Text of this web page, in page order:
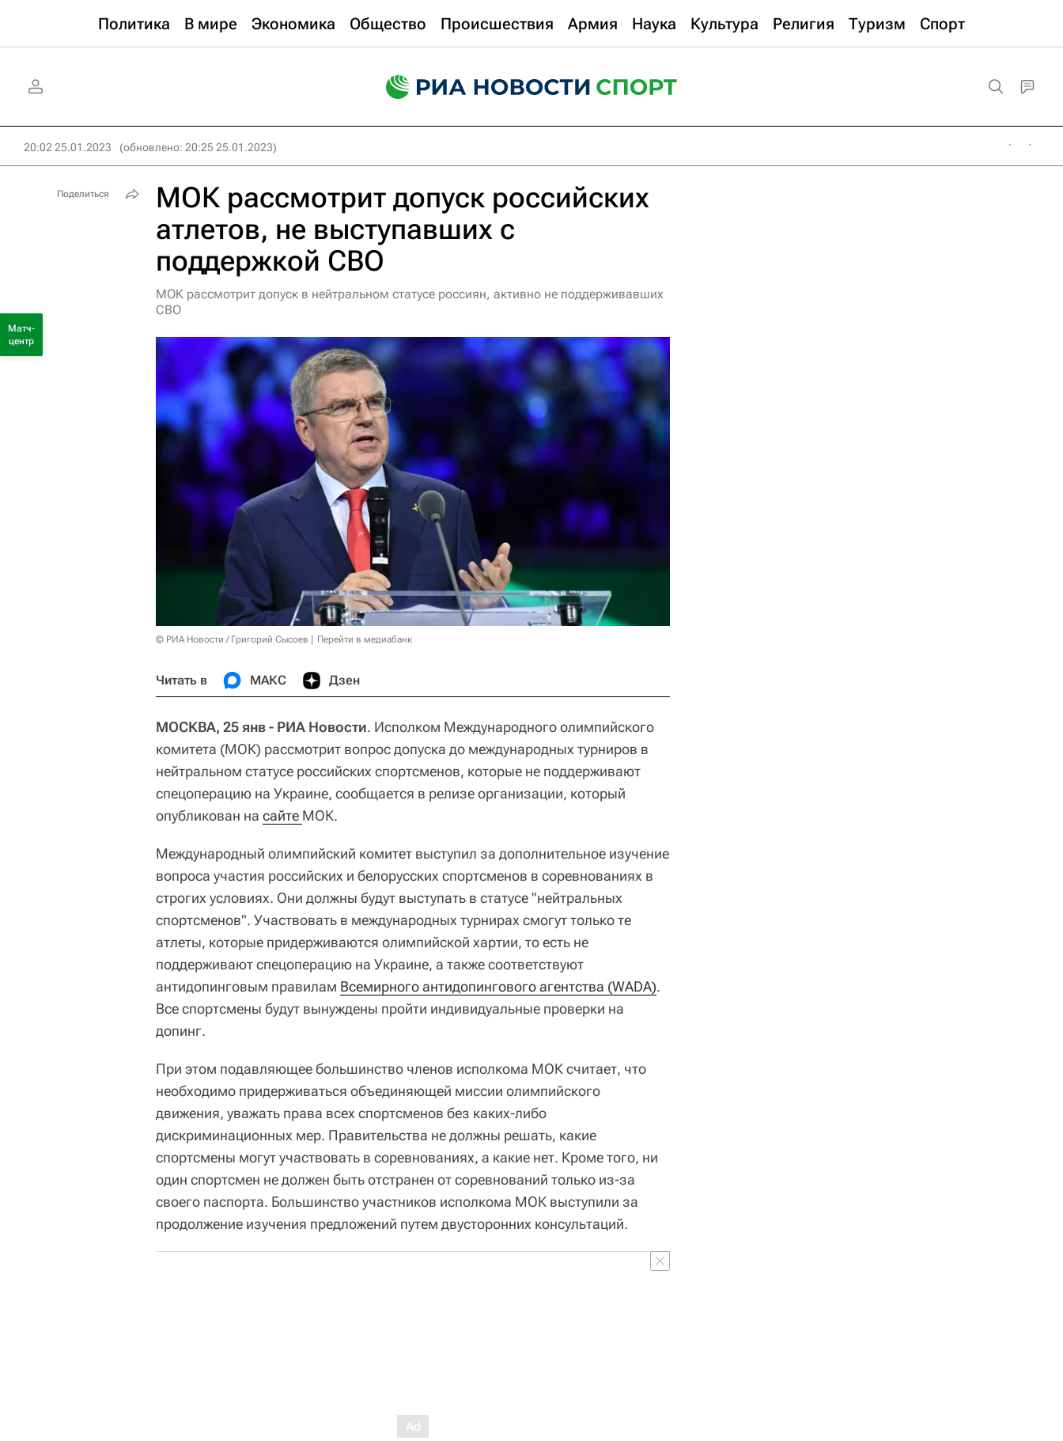
Политика В мире Экономика Общество Происшествия Армия Наука Культура Религия Туризм Спорт
20:02 25.01.2023 (обновлено: 20:25 25.01.2023)
МОК рассмотрит допуск российских
атлетов, не выступавших с
поддержкой СВО
МОК рассмотрит допуск в нейтральном статусе россиян, активно не поддерживавших
СВО
© РИА Новости / Григорий Сысоев Перейти в медиабанк
Читать в МАКС Дзен
МОСКВА, 25 янв - РИА Новости. Исполком Международного олимпийского
комитета (МОК) рассмотрит вопрос допуска до международных турниров в
нейтральном статусе российских спортсменов, которые не поддерживают
спецоперацию на Украине, сообщается в релизе организации, который
опубликован на сайте МОК.
Международный олимпийский комитет выступил за дополнительное изучение
вопроса участия российских и белорусских спортсменов в соревнованиях в
строгих условиях. Они должны будут выступать в статусе "нейтральных
спортсменов". Участвовать в международных турнирах смогут только те
атлеты, которые придерживаются олимпийской хартии, то есть не
поддерживают спецоперацию на Украине, а также соответствуют
антидопинговым правилам Всемирного антидопингового агентства (WADA).
Все спортсмены будут вынуждены пройти индивидуальные проверки на
допинг.
При этом подавляющее большинство членов исполкома МОК считает, что
необходимо придерживаться объединяющей миссии олимпийского
движения, уважать права всех спортсменов без каких-либо
дискриминационных мер. Правительства не должны решать, какие
спортсмены могут участвовать в соревнованиях, а какие нет. Кроме того, ни
один спортсмен не должен быть отстранен от соревнований только из-за
своего паспорта. Большинство участников исполкома МОК выступили за
продолжение изучения предложений путем двусторонних консультаций.
Поделиться
Матч-
центр